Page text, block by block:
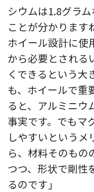
シウムは1.8グラ
ことが分かります
ホイール設計に使
から必要とされる
くできるという大
も、ホイールで重
ると、アルミニウ
事実です。でもマ
しやすいというメ
ら、材料そのもの
つつ、形状で剛性
るのです」